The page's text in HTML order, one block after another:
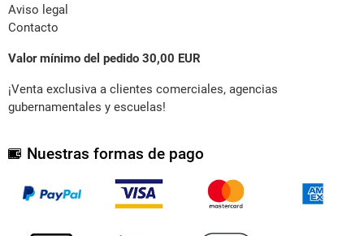
Aviso legal
Contacto
Valor mínimo del pedido 30,00 EUR
¡Venta exclusiva a clientes comerciales, agencias
gubernamentales y escuelas!
Nuestras formas de pago